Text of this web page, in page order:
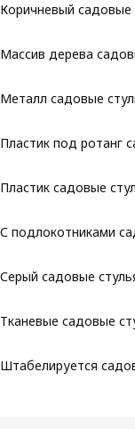
Коричневый садовые
Массив дерева
Металл садовые
Пластик под ротанг
Пластик садовые
С подлокотниками
Серый садовые
Тканевые садовые
Штабелируется